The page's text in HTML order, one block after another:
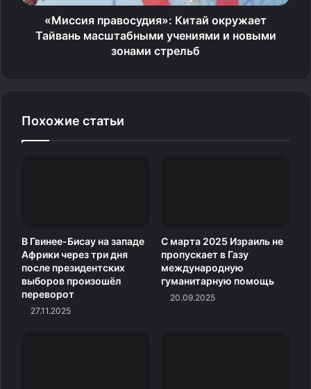
«Миссия правосудия»: Китай окружает
Тайвань масштабными учениями и новыми
зонами стрельб
Похожие статьи
В Гвинее-Бисау на западе
Африки через три дня
после президентских
выборов произошёл
переворот
27.11.2025
С марта 2025 Израиль не
пропускает в Газу
международную
гуманитарную помощь
20.09.2025